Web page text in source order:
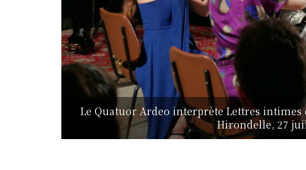
Le Quatuor Ardeo interprète Lettres intimes
Hirondelle, 27